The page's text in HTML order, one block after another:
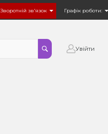
Зворотній зв'язок Графік роботи:
Увійти